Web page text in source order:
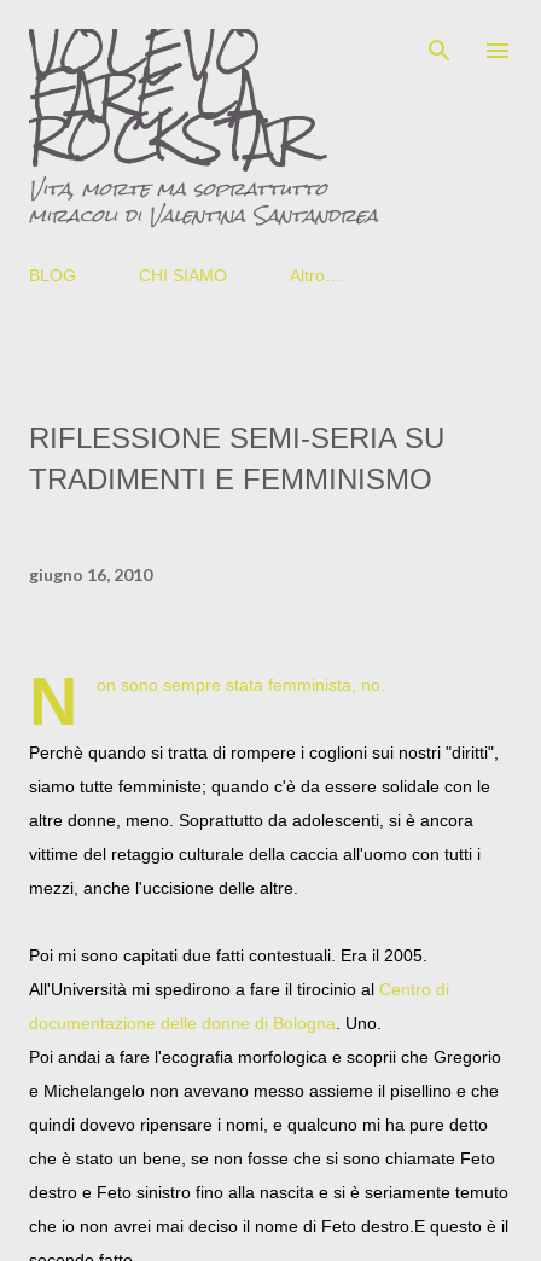
Passa ai contenuti principali
VOLEVO
FARE LA
ROCKSTAR
Vita, morte ma soprattutto
miracoli di Valentina Santandrea
BLOG CHI SIAMO Altro…
RIFLESSIONE SEMI-SERIA SU
TRADIMENTI E FEMMINISMO
giugno 16, 2010
N on sono sempre stata femminista, no.
Perchè quando si tratta di rompere i coglioni sui nostri "diritti",
siamo tutte femministe; quando c'è da essere solidale con le
altre donne, meno. Soprattutto da adolescenti, si è ancora
vittime del retaggio culturale della caccia all'uomo con tutti i
mezzi, anche l'uccisione delle altre.
Poi mi sono capitati due fatti contestuali. Era il 2005.
All'Università mi spedirono a fare il tirocinio al Centro di
documentazione delle donne di Bologna . Uno.
Poi andai a fare l'ecografia morfologica e scoprii che Gregorio
e Michelangelo non avevano messo assieme il pisellino e che
quindi dovevo ripensare i nomi, e qualcuno mi ha pure detto
che è stato un bene, se non fosse che si sono chiamate Feto
destro e Feto sinistro fino alla nascita e si è seriamente temuto
che io non avrei mai deciso il nome di Feto destro.E questo è il